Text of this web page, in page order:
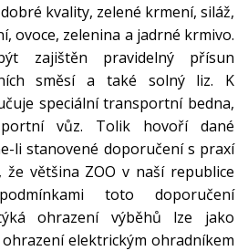
kvality, zelené krmení, siláž,
ovoce, zelenina a jadrné krmivo.
zajištěn pravidelný přísun
směsí a také solný liz. K
speciální transportní bedna,
vůz. Tolik hovoří dané
li stanovené doporučení s praxí
většina ZOO v naší republice
toto doporučení
ohrazení výběhů lze jako
elektrickým ohradníkem